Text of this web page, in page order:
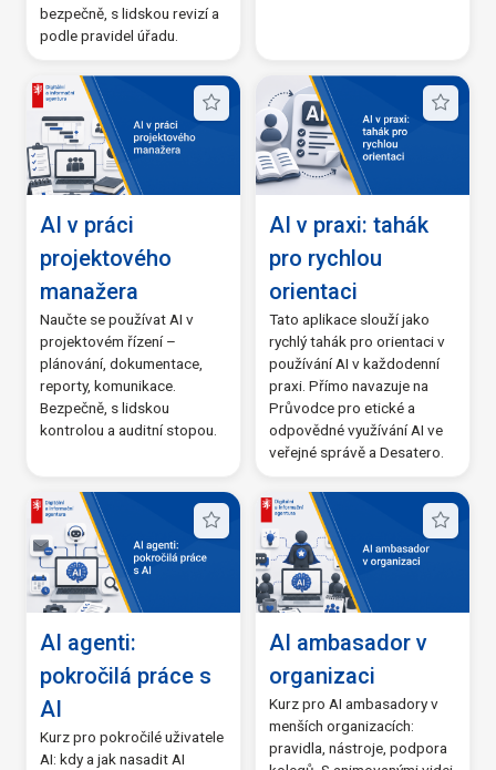
bezpečně, s lidskou revizí a
podle pravidel úřadu.
AI v práci
projektového
manažera
Naučte se používat AI v
projektovém řízení –
plánování, dokumentace,
reporty, komunikace.
Bezpečně, s lidskou
kontrolou a auditní stopou.
AI v praxi: tahák
pro rychlou
orientaci
Tato aplikace slouží jako
rychlý tahák pro orientaci v
používání AI v každodenní
praxi. Přímo navazuje na
Průvodce pro etické a
odpovědné využívání AI ve
veřejné správě a Desatero.
AI agenti:
pokročilá práce s
AI
Kurz pro pokročilé uživatele
AI: kdy a jak nasadit AI
AI ambasador v
organizaci
Kurz pro AI ambasadory v
menších organizacích:
pravidla, nástroje, podpora